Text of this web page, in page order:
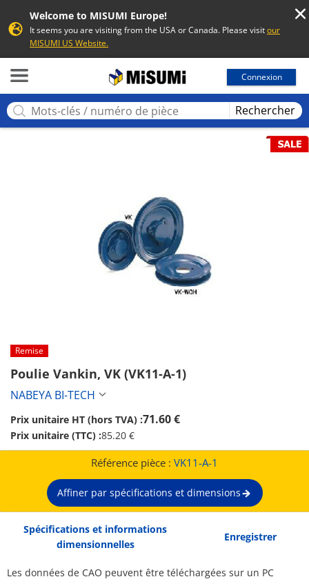
Welcome to MISUMI Europe!
It seems you are visiting from the USA or Canada. Please visitour
MISUMI US Website.
Connexion
Rechercher
Remise
Poulie Vankin, VK (VK11-A-1)
NABEYA BI-TECH
Prix unitaire HT (hors TVA) :71.60 €
Prix unitaire (TTC) :85.20 €
Référence pièce : VK11-A-1
Affiner par spécifications et dimensions
Spécifications et informations
dimensionnelles
Enregistrer
Les données de CAO peuvent être téléchargées sur un PC